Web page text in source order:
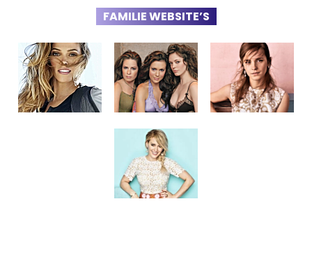
FAMILIE WEBSITE’S